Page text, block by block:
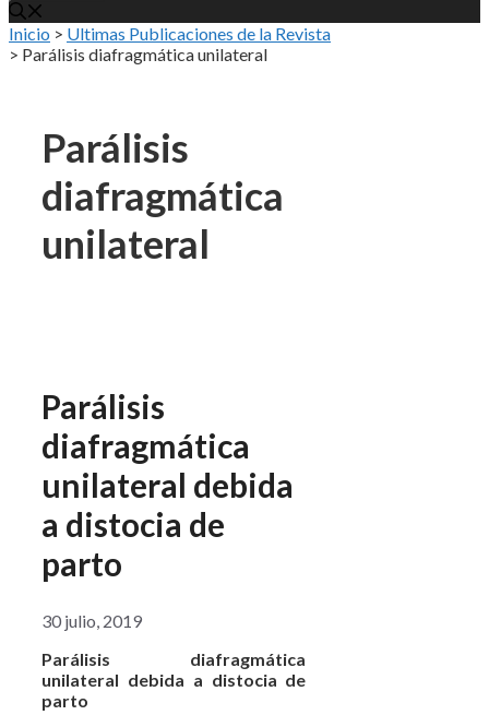
Inicio > Ultimas Publicaciones de la Revista
> Parálisis diafragmática unilateral
Parálisis
diafragmática
unilateral
Parálisis
diafragmática
unilateral debida
a distocia de
parto
30 julio, 2019
Parálisis diafragmática
unilateral debida a distocia de
parto